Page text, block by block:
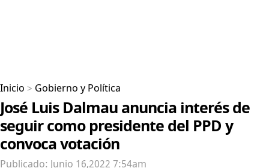
Inicio > Gobierno y Política
José Luis Dalmau anuncia interés de
seguir como presidente del PPD y
convoca votación
Publicado: Junio 16,2022 7:54am